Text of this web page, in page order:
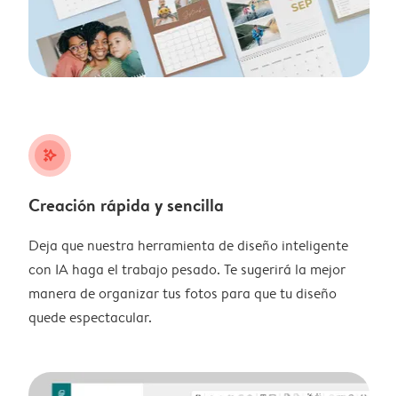
stars_plus
Creación rápida y sencilla
Deja que nuestra herramienta de diseño inteligente
con IA haga el trabajo pesado. Te sugerirá la mejor
manera de organizar tus fotos para que tu diseño
quede espectacular.